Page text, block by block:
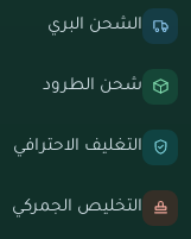
الشحن البري
شحن الطرود
التغليف الاحترافي
التخليص الجمركي